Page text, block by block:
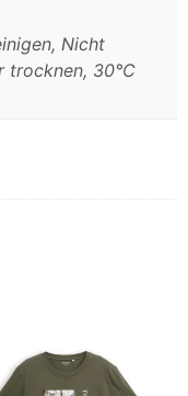
Nicht
trocknen, 30°C